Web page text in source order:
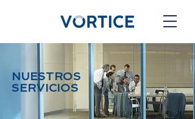
NUESTROS
SERVICIOS